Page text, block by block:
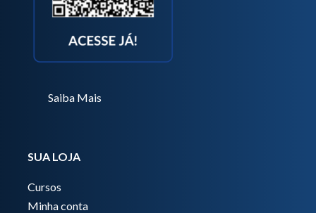
Saiba Mais
SUA LOJA
Cursos
Minha conta